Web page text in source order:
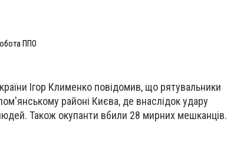
ППО
Ігор Клименко повідомив, що рятувальники
районі Києва, де внаслідок удару
Також окупанти вбили 28 мирних мешканців.